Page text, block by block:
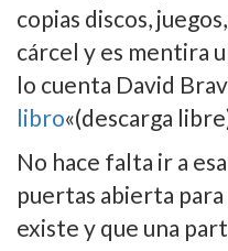
copias discos,
cárcel y es mentira
lo cuenta David
libro«(descarga
No hace falta ir a
puertas abierta
existe y que una